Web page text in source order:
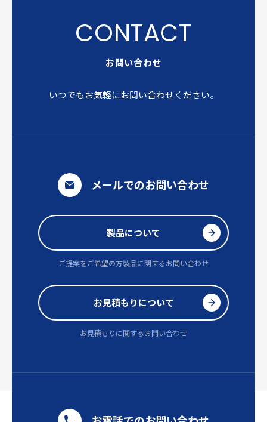
お問い合わせ
いつでもお気軽にお問い合わせください。
メールでのお問い合わせ
製品について
ご提案をご希望の方製品に関するお問い合わせ
お見積もりについて
お見積もりに関するお問い合わせ